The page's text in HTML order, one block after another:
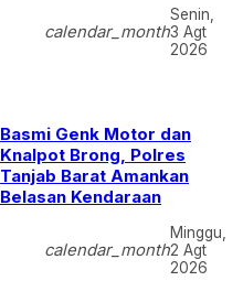
calendar_month
Senin,
3 Agt
2026
Basmi Genk Motor dan
Knalpot Brong, Polres
Tanjab Barat Amankan
Belasan Kendaraan
calendar_month
Minggu,
2 Agt
2026